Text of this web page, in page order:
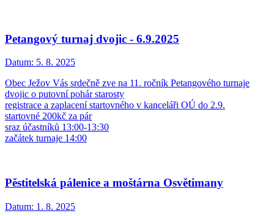
Petangový turnaj dvojic - 6.9.2025
Datum: 5. 8. 2025
Obec Ježov Vás srdečně zve na 11. ročník Petangového turnaje
dvojic o putovní pohár starosty
registrace a zaplacení startovného v kanceláři OÚ do 2.9.
startovné 200kč za pár
sraz účastníků 13:00-13:30
začátek turnaje 14:00
Pěstitelská pálenice a moštárna Osvětimany
Datum: 1. 8. 2025